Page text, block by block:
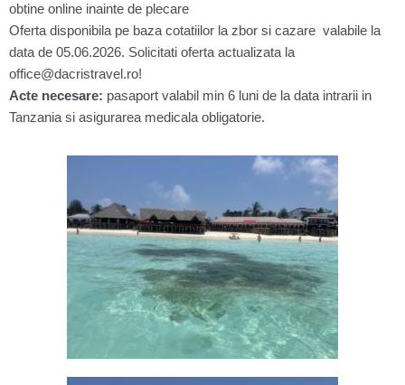
obtine online inainte de plecare
Oferta disponibila pe baza cotatiilor la zbor si cazare valabile la
data de 05.06.2026. Solicitati oferta actualizata la
office@dacristravel.ro!
Acte necesare: pasaport valabil min 6 luni de la data intrarii in
Tanzania si asigurarea medicala obligatorie.